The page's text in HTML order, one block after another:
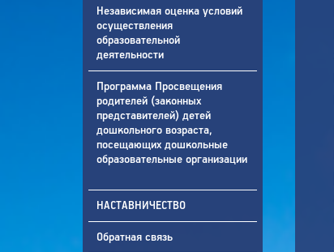
Независимая оценка условий
осуществления
образовательной
деятельности
Программа Просвещения
родителей (законных
представителей) детей
дошкольного возраста,
посещающих дошкольные
образовательные организации
НАСТАВНИЧЕСТВО
Обратная связь